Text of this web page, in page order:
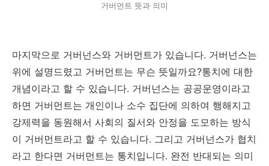
거버먼트 뜻과 의미
마지막으로 거버넌스와 거버먼트가 있습니다. 거버넌스는
위에 설명드렸고 거버먼트는 무슨 뜻일까요?통치에 대한
개념이라고 할 수 있습니다. 거버넌스는 공공운영이라고
하면 거버먼트는 개인이나 소수 집단에 의하여 행해지고
강제력을 동원해서 사회의 질서와 안정을 도모하는 방식
이 거버먼트라고 할 수 있습니다. 그리고 거버넌스가 협치
라고 한다면 거버먼트는 통치입니다. 완전 반대되는 의미